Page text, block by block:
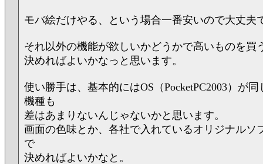
モバ絵だけやる、という場合一番安いので大丈夫
それ以外の機能が欲しいかどうかで高いものを買
決めればよいかなっと思います。
使い勝手は、基本的にはOS（PocketPC2003）が
機種も
差はあまりないんじゃないかと思います。
画面の色味とか、各社で入れているオリジナルソ
で
決めればよいかなと。